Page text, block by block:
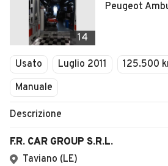
14
Peugeot
Usato Luglio 2011 125.500
Manuale
Descrizione
F.R. CAR GROUP S.R.L.
Taviano (LE)